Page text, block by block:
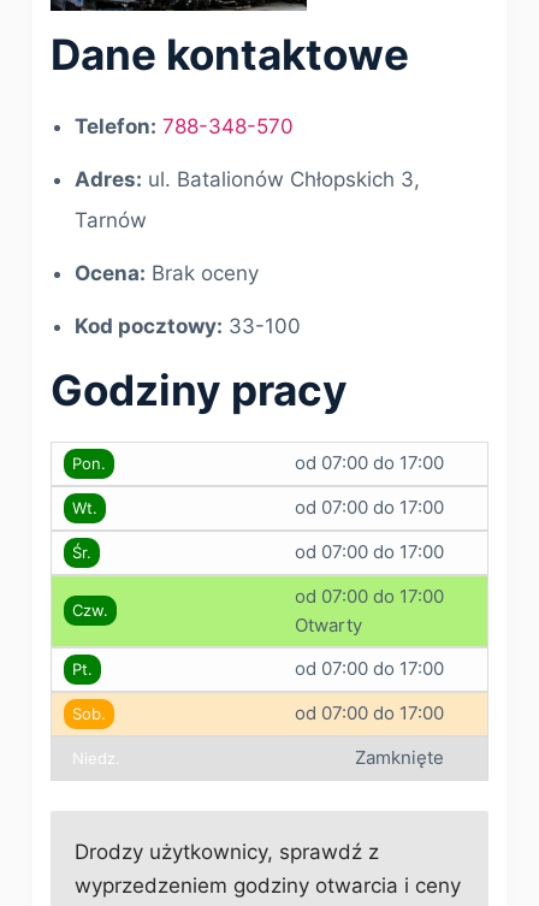
Dane kontaktowe
Telefon: 788-348-570
Adres: ul. Batalionów Chłopskich 3,
Tarnów
Ocena: Brak oceny
Kod pocztowy: 33-100
Godziny pracy
Pon. od 07:00 do 17:00
Wt. od 07:00 do 17:00
Śr. od 07:00 do 17:00
Czw.
od 07:00 do 17:00
Otwarty
Pt. od 07:00 do 17:00
Sob. od 07:00 do 17:00
Niedz. Zamknięte
Drodzy użytkownicy, sprawdź z
wyprzedzeniem godziny otwarcia i ceny